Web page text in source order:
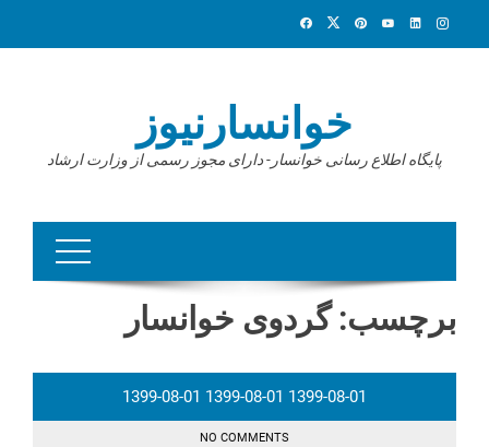
خوانسارنیوز
پایگاه اطلاع رسانی خوانسار- دارای مجوز رسمی از وزارت ارشاد
برچسب:گردوی خوانسار
1399-08-01 1399-08-01 1399-08-01
NO COMMENTS